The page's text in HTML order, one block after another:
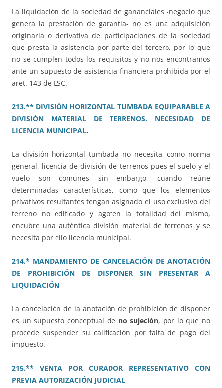
La liquidación de la sociedad de gananciales -negocio que
genera la prestación de garantía- no es una adquisición
originaria o derivativa de participaciones de la sociedad
que presta la asistencia por parte del tercero, por lo que
no se cumplen todos los requisitos y no nos encontramos
ante un supuesto de asistencia financiera prohibida por el
aret. 143 de LSC.
213.** DIVISIÓN HORIZONTAL TUMBADA EQUIPARABLE A
DIVISIÓN MATERIAL DE TERRENOS. NECESIDAD DE
LICENCIA MUNICIPAL.
La división horizontal tumbada no necesita, como norma
general, licencia de división de terrenos pues el suelo y el
vuelo son comunes sin embargo, cuando reúne
determinadas características, como que los elementos
privativos resultantes tengan asignado el uso exclusivo del
terreno no edificado y agoten la totalidad del mismo,
encubre una auténtica división material de terrenos y se
necesita por ello licencia municipal.
214.* MANDAMIENTO DE CANCELACIÓN DE ANOTACIÓN
DE PROHIBICIÓN DE DISPONER SIN PRESENTAR A
LIQUIDACIÓN
La cancelación de la anotación de prohibición de disponer
es un supuesto conceptual de no sujeción, por lo que no
procede suspender su calificación por falta de pago del
impuesto.
215.** VENTA POR CURADOR REPRESENTATIVO CON
PREVIA AUTORIZACIÓN JUDICIAL